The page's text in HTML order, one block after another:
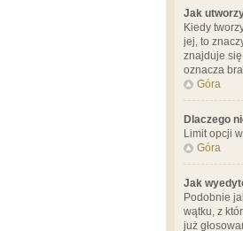
Jak
Kiedy
jej, to
znajduje
oznacza
Góra
Dlaczego
Limit opcji
Góra
Jak
Podobnie
wątku, z
już